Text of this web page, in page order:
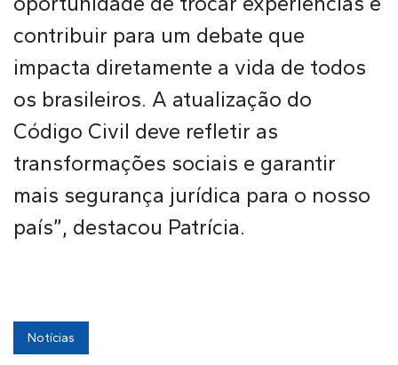
contribuir para um debate que
impacta diretamente a vida de todos
os brasileiros. A atualização do
Código Civil deve refletir as
transformações sociais e garantir
mais segurança jurídica para o nosso
país”, destacou Patrícia.
Notícias